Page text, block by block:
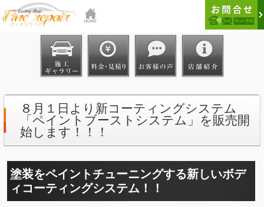
８月１日より新コーティングシステム
「ペイントブーストシステム」を販売開
始します！！！
塗装をペイントチューニングする新しいボデ
ィコーティングシステム！！